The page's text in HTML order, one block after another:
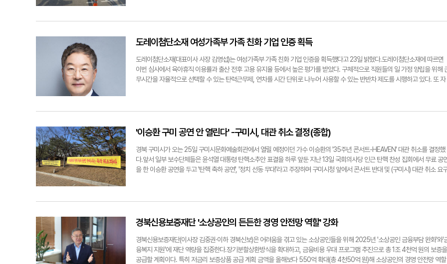
학입시 홈페이지에서 확인이 가능하다. 정시모집은 12월31일부터 내년 1월14일까지다. 자율 모집은 내년 1월15일부터 2월28일까
지로, 무료 원서 접수도 가능하다. 재학생의 대학 생활, 학과에 대한 정보 및 안내는 유튜브 채널을 통해 생생한 정보를 얻을 수 있
다.방환복 경북전문대 입학홍보처장은 "인성과 창의성을 갖춘 전문직업인이라는 인재상과 전인적 인재, 창의적 인재, 실무형 인재,
글로벌 인재 등의 교육목표를 두고 있다"며 "학사 유연화를 통한 학습 부담을 완화하는 등 성인친화적 교육환경 조성도 노력하겠
다"고 말했다. 손병현기자 why@yeongnam.com방환복 입학홍보처장
도레이첨단소재 여성가족부 가족 친화 기업 인증 획득
도레이첨단소재(대표이사 사장 김영섭)는 여성가족부 가족 친화 기업 인증을 획득했다고 23일 밝혔다.도레이첨단소재에 따르면
이번 심사에서 육아휴직 이용률과 출산 전후 고용 유지율 등에서 높은 평가를 받았다. 구체적으로 직원들의 일 가정 양립을 위해
무시간을 자율적으로 선택할 수 있는 탄력근무제, 연차를 시간 단위로 나누어 사용할 수 있는 반반차 제도를 시행하고 있다. 또 자
ygpark@yeongnam.com김영섭 대표이사 사장
'이승환 구미 공연 안 열린다' -구미시, 대관 취소 결정(종합)
경북 구미시가 오는 25일 구미시문화예술회관에서 열릴 예정이던 가수 이승환의 '35주년 콘서트-HEAVEN' 대관 취소를 결정했
다.앞서 일부 보수단체들은 윤석열 대통령 탄핵소추안 표결을 하루 앞둔 지난 13일 국회의사당 인근 탄핵 찬성 집회에서 무료 공
을 한 이승환 공연을 두고 '탄핵 축하 공연', '정치 선동 무대'라고 주장하며 구미시청 앞에서 콘서트 반대 및 (구미시) 대관 취소 요
리인을 통해 '서약서에 날인할 의사가 없다'는 반대 의사를 밝혔다"고 설명했다.김 시장은 "2차례 걸친 시민단체 집회와 공연 당일
전국 버스 동원 등 대규모 집회 및 시위가 예정돼 공연 중 예측할 수 없는 불상사가 발생할 우려가 있다"며 "이 씨는 자신의 SNS에
시민단체에 조롱과 냉소로 보일 소지가 다분한 언급으로 양측(보수, 진보) 충돌 및 시민 안전 우려 문제가 제기되고 있다"라고 강조
했다.이에 따라 시는 이날 오전 9시 이 씨 공연 기획사 측에 대관 취소 공문을 발송했다. 시의 대관 취소는 표현의 자유 제한 논란으
로 확산할 전망이다. 이에 대해 김 시장은 "안전 문제는 과하다고 할 정도로 대응해야 한다"며 "가수 이승환 씨는 '정치적 선동 및 언
경북신용보증재단 '소상공인의 든든한 경영 안전망 역할' 강화
경북신용보증재단(이사장 김중권·이하 경북신보)은 어려움을 겪고 있는 소상공인들을 위해 2025년 '소상공인 금융부담 완화'와'
융복지 지원'에 재단 역량을 집중한다.장기분할상환방식을 확대하고, 금융비용 우대 프로그램 추진으로 총 1조 4천억 원의 보증을
공급할 계획이다. 특히 저금리 보증상품 공급 계획 금액을 올해보다 550억 확대(총 4천50억 원)해 소상공인의 경영 안전망 역할